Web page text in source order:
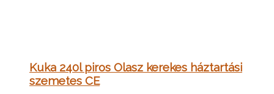
Kuka 240l piros Olasz kerekes háztartási
szemetes CE